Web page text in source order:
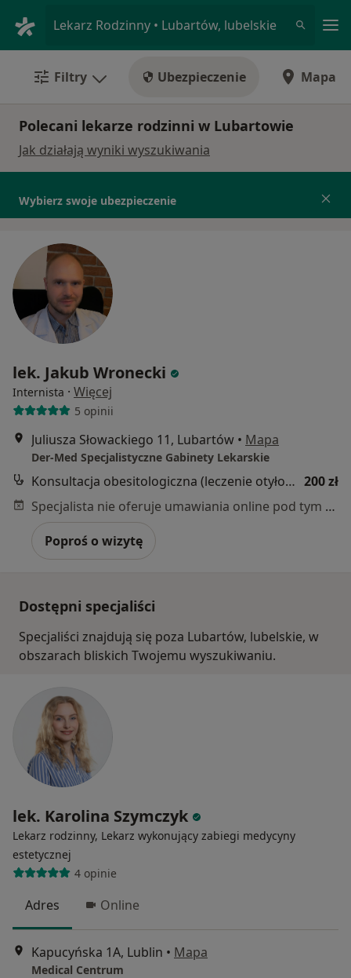
Lekarz Rodzinny • Lubartów, lubelskie
Filtry Ubezpieczenie Mapa
Polecani lekarze rodzinni w Lubartowie
Jak działają wyniki wyszukiwania
Wybierz swoje ubezpieczenie
lek. Jakub Wronecki
Internista · Więcej
5 opinii
Juliusza Słowackiego 11, Lubartów • Mapa
Der-Med Specjalistyczne Gabinety Lekarskie
Konsultacja obesitologiczna (leczenie otyłości) 200 zł
Specjalista nie oferuje umawiania online pod tym adresem.
Poproś o wizytę
Dostępni specjaliści
Specjaliści znajdują się poza Lubartów, lubelskie, w
obszarach bliskich Twojemu wyszukiwaniu.
lek. Karolina Szymczyk
Lekarz rodzinny, Lekarz wykonujący zabiegi medycyny
estetycznej
4 opinie
Adres Online
Kapucyńska 1A, Lublin • Mapa
Medical Centrum